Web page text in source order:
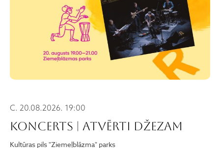
C. 20.08.2026. 19:00
KONCERTS | ATVĒRTI DŽEZAM
Kultūras pils "Ziemeļblāzma" parks